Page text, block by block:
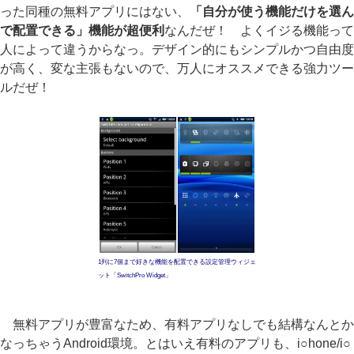
った同種の無料アプリにはない、
「自分が使う機能だけを選ん
で配置できる」機能が超便利 なんだぜ！ よくイジる機能って
人によって違うからなっ。デザイン的にもシンプルかつ自由度
が高く、変な主張もないので、万人にオススメできる強力ツー
ルだぜ！
1列に7個まで好きな機能を配置できる設定管理ウィジェ
ット「SwitchPro Widget」
無料アプリが豊富なため、有料アプリなしでも結構なんとか
なっちゃうAndroid環境。とはいえ有料のアプリも、i○hone/i○